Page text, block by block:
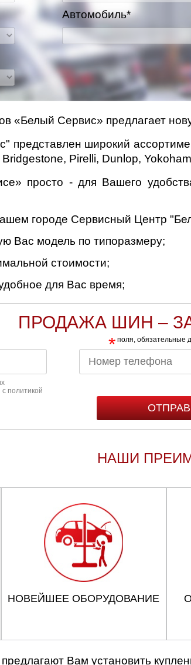
Автомобиль*
«Белый Сервис» предлагает
представлен широкий
Pirelli, Dunlop,
просто - для Вашего
городе Сервисный Центр
Вас модель по типоразмеру;
стоимости;
для Вас время;
ПРОДАЖА ШИН –
* поля, обязательные
политикой
НАШИ
НОВЕЙШЕЕ ОБОРУДОВАНИЕ
Вам установить